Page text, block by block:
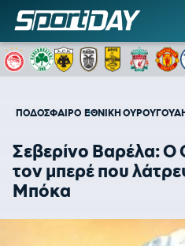
ΠΟΔΟΣΦΑΙΡΟ ΕΘΝΙΚΗ
Σεβερίνο Βαρέλα:
τον μπερέ που
Μπόκα